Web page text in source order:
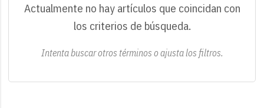
Actualmente no hay artículos que coincidan con
los criterios de búsqueda.
Intenta buscar otros términos o ajusta los filtros.